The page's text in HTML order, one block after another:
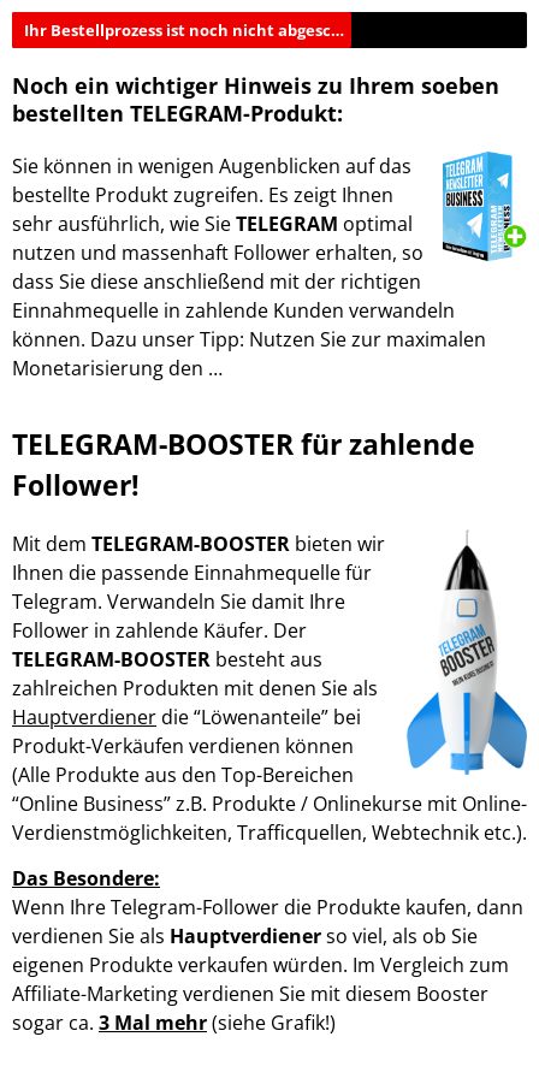
Ihr Bestellprozess ist noch nicht abgeschlossen!​
Noch ein wichtiger Hinweis zu Ihrem soeben
bestellten TELEGRAM-Produkt:
Sie können in wenigen Augenblicken auf das
bestellte Produkt zugreifen. Es zeigt Ihnen
sehr ausführlich, wie SieTELEGRAM optimal
nutzen und massenhaft Follower erhalten, so
dass Sie diese anschließend mit der richtigen
Einnahmequelle in zahlende Kunden verwandeln
können. Dazu unser Tipp: Nutzen Sie zur maximalen
Monetarisierung den …
TELEGRAM-BOOSTER für zahlende
Follower!
Mit dem TELEGRAM-BOOSTER bieten wir
Ihnen die passende Einnahmequelle für
Telegram. Verwandeln Sie damit Ihre
Follower in zahlende Käufer. Der
TELEGRAM-BOOSTER besteht aus
zahlreichen Produkten mit denen Sie als
Hauptverdienerdie “Löwenanteile” bei
Produkt-Verkäufen verdienen können
(Alle Produkte aus den Top-Bereichen
“Online Business” z.B. Produkte / Onlinekurse mit Online-
Verdienstmöglichkeiten, Trafficquellen, Webtechnik etc.).
Das Besondere:
Wenn Ihre Telegram-Follower die Produkte kaufen, dann
verdienen Sie als Hauptverdienerso viel, als ob Sie
eigenen Produkte verkaufen würden. Im Vergleich zum
Affiliate-Marketing verdienen Sie mit diesem Booster
sogar ca. 3 Mal mehr(siehe Grafik!)